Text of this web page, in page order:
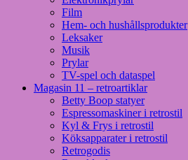
Film
Hem- och hushållsprodukter
Leksaker
Musik
Prylar
TV-spel och dataspel
Magasin 11 – retroartiklar
Betty Boop statyer
Espressomaskiner i retrostil
Kyl & Frys i retrostil
Köksapparater i retrostil
Retrogodis